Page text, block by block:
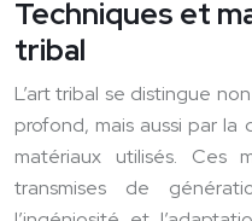
Techniques et
tribal
L’art tribal se distingue
profond, mais aussi par
matériaux utilisés. Ces
transmises de